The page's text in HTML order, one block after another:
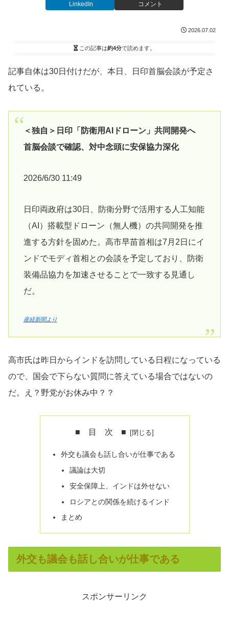
LinkedIn コメント
2026.07.02
この記事は約4分で読めます。
記事自体は30日付けだが、本日、日印首脳会談が予定さ
れている。
＜独自＞日印「防衛用AIドローン」共同開発へ
首脳会談で確認、対中念頭に安保協力深化
2026/6/30 11:49
日印両政府は30日、防衛分野で活用する人工知能
（AI）搭載型ドローン（無人機）の共同開発を推
進する方針を固めた。高市早苗首相は7月2日にイ
ンドでモディ首相との会談を予定しており、防衛
装備品協力を加速させることで一致する見通し
だ。
産経新聞より
高市氏は昨日からインドを訪問している日程になっている
ので、国会で下らない質問に答えている場合ではないの
だ。え？野党がお休み中？？
■ 目 次 ■
外交も議会も話し合いが仕事である
議論は大切
安全保障上、インドは外せない
ロシアとの関係を続けるインド
まとめ
外交も議会も話し合いが仕事である
スポンサーリンク